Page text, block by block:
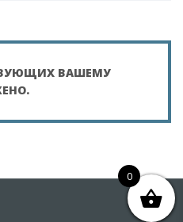
ВАШЕМУ
0